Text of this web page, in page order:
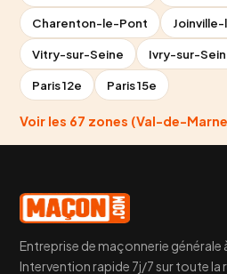
Charenton-le-Pont
Vitry-sur-Seine Ivry-sur-
Paris 12e Paris 15e
Voir les 67 zones (Val-de-
Entreprise de maçonnerie générale
Intervention rapide 7j/7 sur toute la